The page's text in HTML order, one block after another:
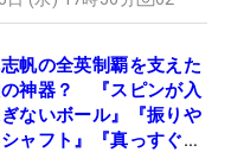
帆の全英制覇を支えた
神器？ 『スピンが入
ないボール』『振りや
ャフト』『真っすぐ飛